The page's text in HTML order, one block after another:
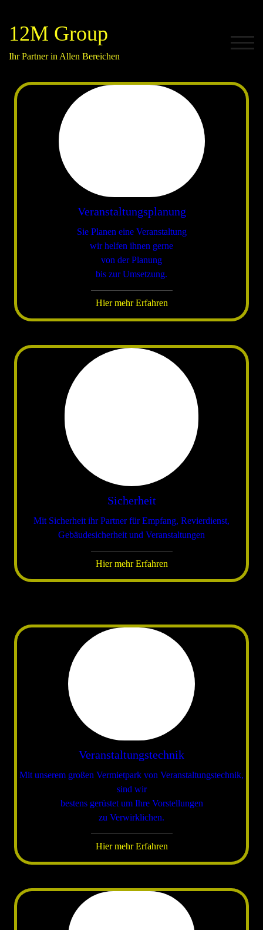
springen
12M Group
Ihr Partner in Allen Bereichen
Veranstaltungsplanung
Sie Planen eine Veranstaltung
wir helfen ihnen gerne
von der Planung
bis zur Umsetzung.
Hier mehr Erfahren
Sicherheit
Mit Sicherheit ihr Partner für Empfang, Revierdienst,
Gebäudesicherheit und Veranstaltungen
Hier mehr Erfahren
Veranstaltungstechnik
Mit unserem großen Vermietpark von Veranstaltungstechnik,
sind wir
bestens gerüstet um Ihre Vorstellungen
zu Verwirklichen.
Hier mehr Erfahren